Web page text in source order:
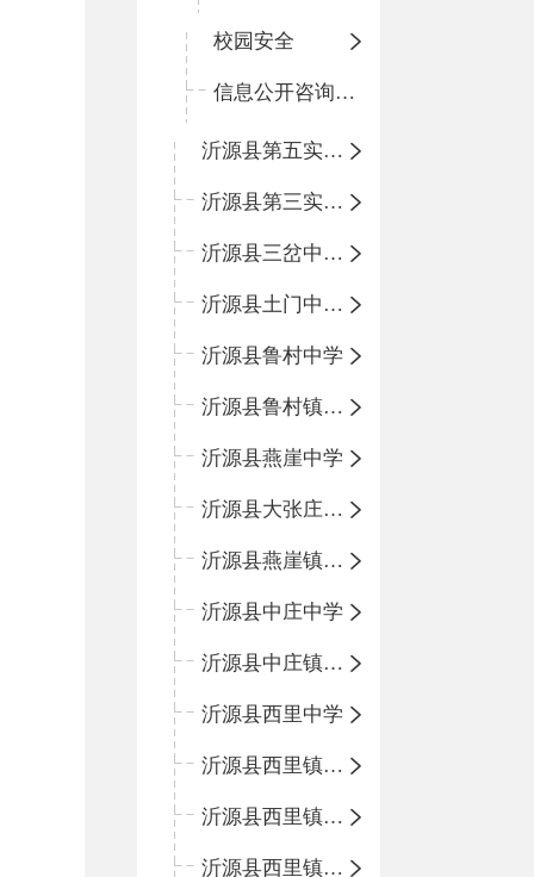
校园安全
信息公开咨询指南
沂源县第五实验小学
沂源县第三实验小学
沂源县三岔中心学校
沂源县土门中心学校
沂源县鲁村中学
沂源县鲁村镇中心小学
沂源县燕崖中学
沂源县大张庄中心学校
沂源县燕崖镇中心小学
沂源县中庄中学
沂源县中庄镇中心小学
沂源县西里中学
沂源县西里镇中心小学
沂源县西里镇柳枝峪回民小学
沂源县西里镇金星完全小学